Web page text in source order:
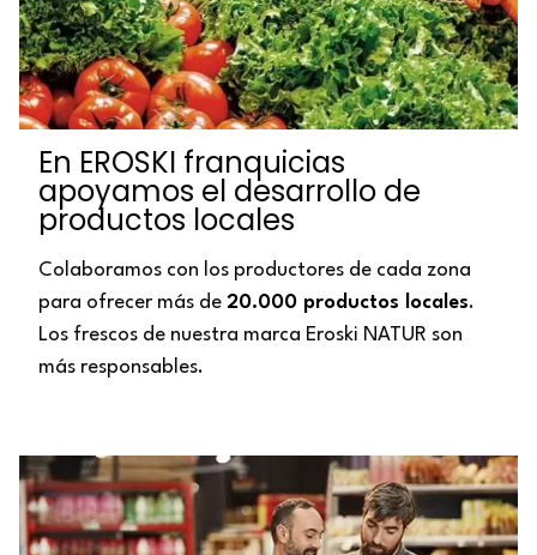
En EROSKI franquicias
apoyamos el desarrollo de
productos locales
Colaboramos con los productores de cada zona
para ofrecer más de 20.000 productos locales.
Los frescos de nuestra marca Eroski NATUR son
más responsables.